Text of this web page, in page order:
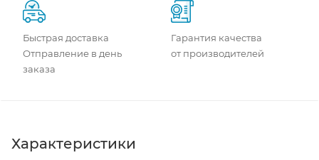
Быстрая доставка
Отправление в день
заказа
Гарантия качества
от производителей
Характеристики